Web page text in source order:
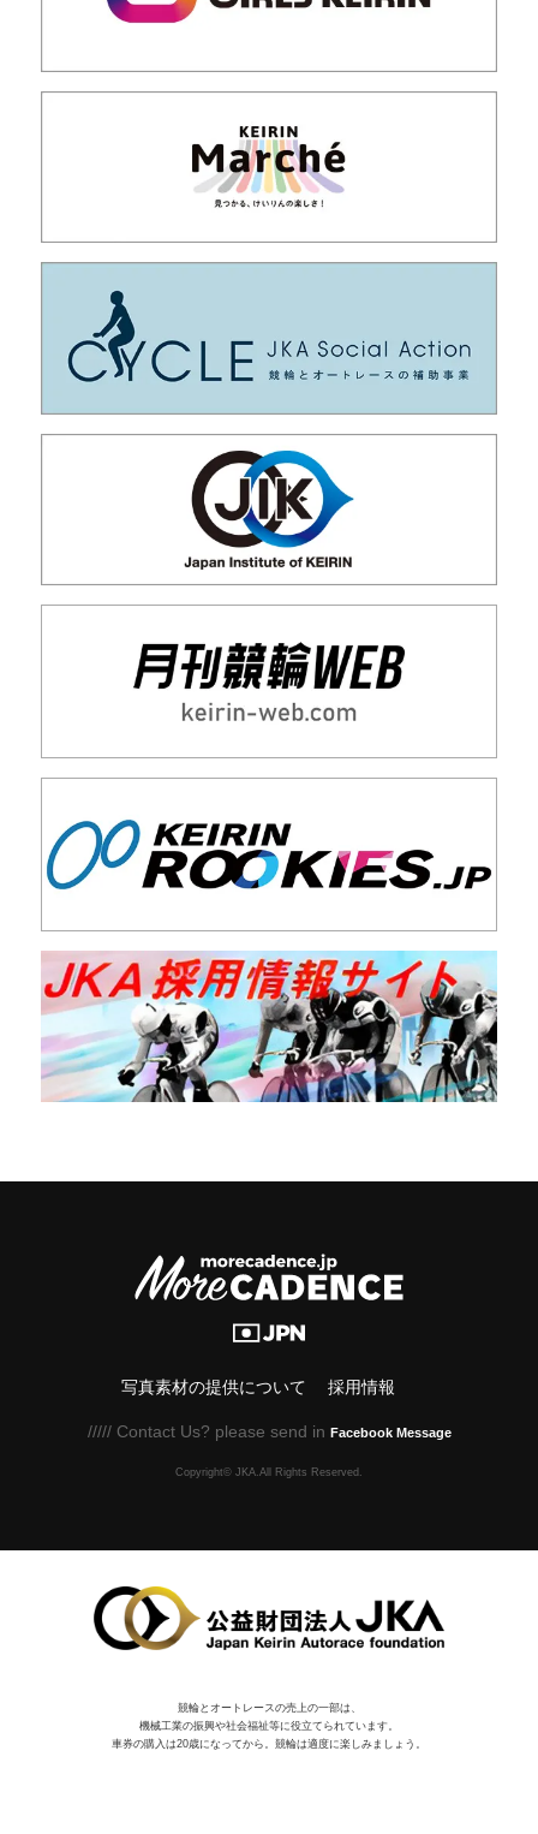
写真素材の提供について 採用情報
///// Contact Us? please send in Facebook Message
Copyright© JKA.All Rights Reserved.
競輪とオートレースの売上の一部は、
機械⼯業の振興や社会福祉等に役⽴てられています。
車券の購入は20歳になってから。競輪は適度に楽しみましょう。